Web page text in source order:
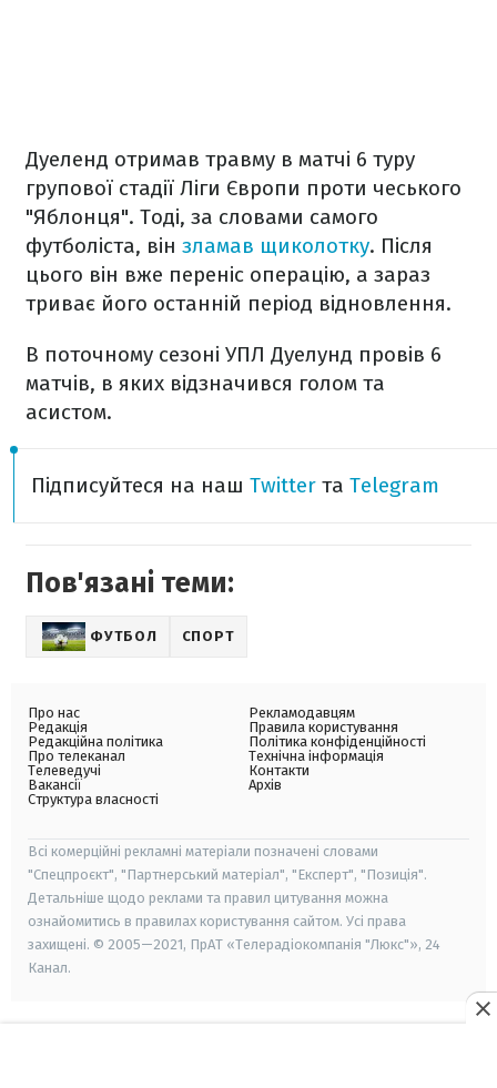
Дуеленд отримав травму в матчі 6 туру
групової стадії Ліги Європи проти чеського
"Яблонця". Тоді, за словами самого
футболіста, він зламав щиколотку. Після
цього він вже переніс операцію, а зараз
триває його останній період відновлення.
В поточному сезоні УПЛ Дуелунд провів 6
матчів, в яких відзначився голом та
асистом.
Підписуйтеся на наш Twitter та Telegram
Пов'язані теми:
ФУТБОЛ СПОРТ
Про нас
Редакція
Редакційна політика
Про телеканал
Телеведучі
Вакансії
Структура власності
Рекламодавцям
Правила користування
Політика конфіденційності
Технічна інформація
Контакти
Архів
Всі комерційні рекламні матеріали позначені словами
"Спецпроєкт", "Партнерський матеріал", "Експерт", "Позиція".
Детальніше щодо реклами та правил цитування можна
ознайомитись в правилах користування сайтом. Усі права
захищені. © 2005—2021, ПрАТ «Телерадіокомпанія "Люкс"», 24
Канал.